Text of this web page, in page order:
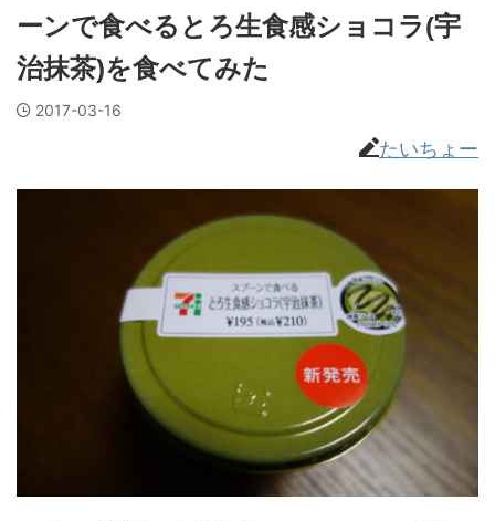
ーンで食べるとろ生食感ショコラ(宇
治抹茶)を食べてみた
2017-03-16
たいちょー